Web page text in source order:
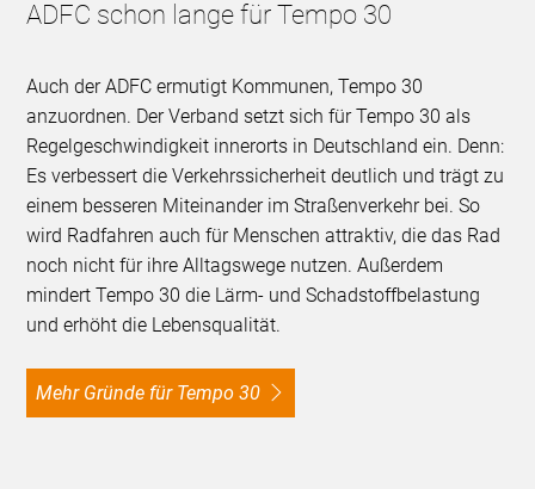
ADFC schon lange für Tempo 30
Auch der ADFC ermutigt Kommunen, Tempo 30
anzuordnen. Der Verband setzt sich für Tempo 30 als
Regelgeschwindigkeit innerorts in Deutschland ein. Denn:
Es verbessert die Verkehrssicherheit deutlich und trägt zu
einem besseren Miteinander im Straßenverkehr bei. So
wird Radfahren auch für Menschen attraktiv, die das Rad
noch nicht für ihre Alltagswege nutzen. Außerdem
mindert Tempo 30 die Lärm- und Schadstoffbelastung
und erhöht die Lebensqualität.
Mehr Gründe für Tempo 30